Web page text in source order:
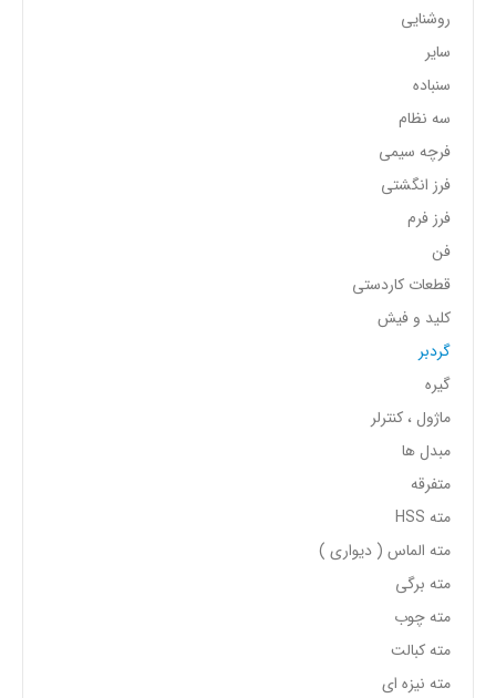
روشنایی
سایر
سنباده
سه نظام
فرچه سیمی
فرز انگشتی
فرز فرم
فن
قطعات کاردستی
کلید و فیش
گردبر
گیره
ماژول ، کنترلر
مبدل ها
متفرقه
مته HSS
مته الماس ( دیواری )
مته برگی
مته چوب
مته کبالت
مته نیزه ای